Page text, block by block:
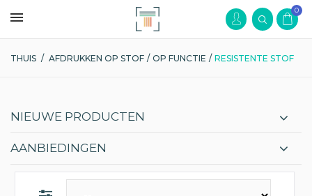
0
THUIS / AFDRUKKEN OP STOF / OP FUNCTIE / RESISTENTE STOF
NIEUWE PRODUCTEN
AANBIEDINGEN